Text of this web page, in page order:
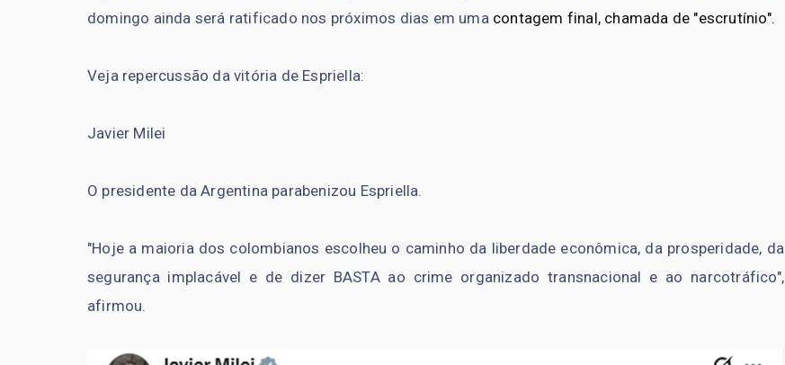
domingo ainda será ratificado nos próximos dias em uma contagem final, chamada de "escrutínio".
Veja repercussão da vitória de Espriella:
Javier Milei
O presidente da Argentina parabenizou Espriella.
"Hoje a maioria dos colombianos escolheu o caminho da liberdade econômica, da prosperidade, da
segurança implacável e de dizer BASTA ao crime organizado transnacional e ao narcotráfico",
afirmou.